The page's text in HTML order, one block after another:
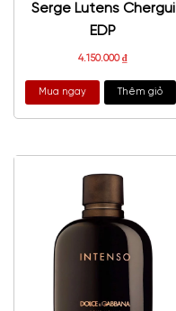
Serge Lutens Chergui
EDP
4.150.000₫
Mua ngay Thêm giỏ